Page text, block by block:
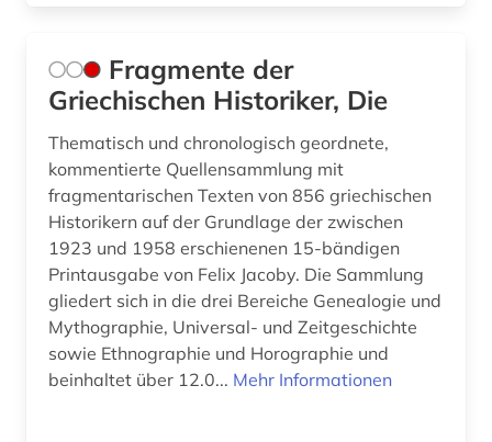
Fragmente der
Griechischen Historiker, Die
Thematisch und chronologisch geordnete,
kommentierte Quellensammlung mit
fragmentarischen Texten von 856 griechischen
Historikern auf der Grundlage der zwischen
1923 und 1958 erschienenen 15-bändigen
Printausgabe von Felix Jacoby. Die Sammlung
gliedert sich in die drei Bereiche Genealogie und
Mythographie, Universal- und Zeitgeschichte
sowie Ethnographie und Horographie und
beinhaltet über 12.0... Mehr Informationen